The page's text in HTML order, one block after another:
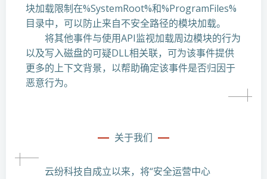
块加载限制在%SystemRoot%和%ProgramFiles%
目录中，可以防止来自不安全路径的模块加载。
将其他事件与使用API监视加载周边模块的行为
以及写入磁盘的可疑DLL相关联，可为该事件提供
更多的上下文背景，以帮助确定该事件是否归因于
恶意行为。
关于我们
云纷科技自成立以来，将“安全运营中心